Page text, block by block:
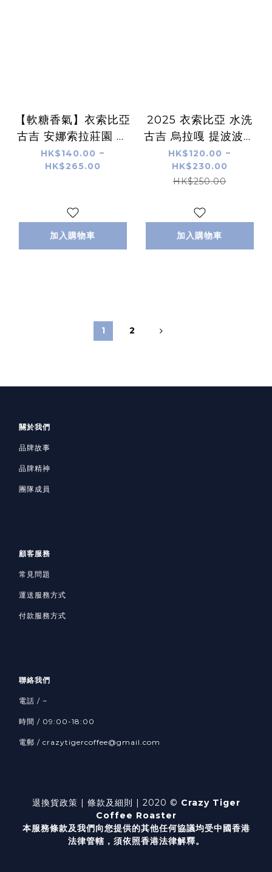
【軟糖香氣】衣索比亞
古吉 安娜索拉莊園 酵
素水洗 G1 (ETH001)
HK$140.00 ~
HK$265.00
加入購物車
2025 衣索比亞 水洗
古吉 烏拉嘎 提波波卡
G1 (水仙)
HK$120.00 ~
HK$230.00
HK$250.00
加入購物車
1 2
關於我們
品牌故事
品牌精神
團隊成員
顧客服務
常見問題
運送服務方式
付款服務方式
聯絡我們
電話 / ~
時間 / 09:00-18:00
電郵 / crazytigercoffee@gmail.com
退換貨政策 | 條款及細則 | 2020 © Crazy Tiger
Coffee Roaster
本服務條款及我們向您提供的其他任何協議均受中國香港
法律管轄， 須依照香港法律解釋。